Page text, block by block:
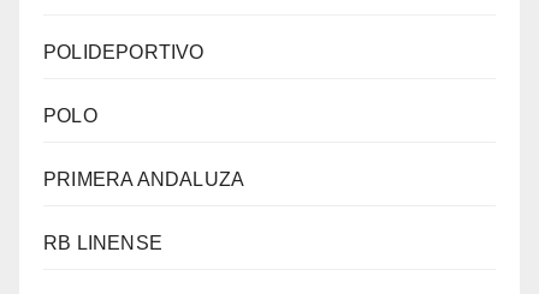
POLIDEPORTIVO
POLO
PRIMERA ANDALUZA
RB LINENSE